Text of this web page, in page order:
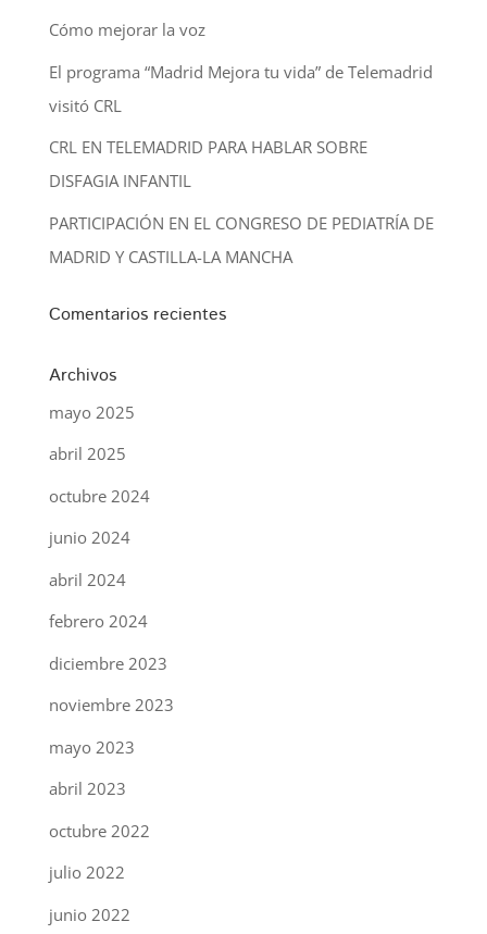
Cómo mejorar la voz
El programa “Madrid Mejora tu vida” de Telemadrid
visitó CRL
CRL EN TELEMADRID PARA HABLAR SOBRE
DISFAGIA INFANTIL
PARTICIPACIÓN EN EL CONGRESO DE PEDIATRÍA DE
MADRID Y CASTILLA-LA MANCHA
Comentarios recientes
Archivos
mayo 2025
abril 2025
octubre 2024
junio 2024
abril 2024
febrero 2024
diciembre 2023
noviembre 2023
mayo 2023
abril 2023
octubre 2022
julio 2022
junio 2022